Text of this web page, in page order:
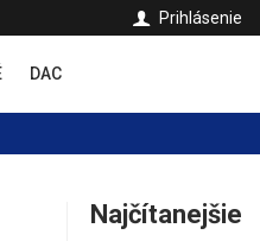
Prihlásenie
DAC
Najčítanejšie